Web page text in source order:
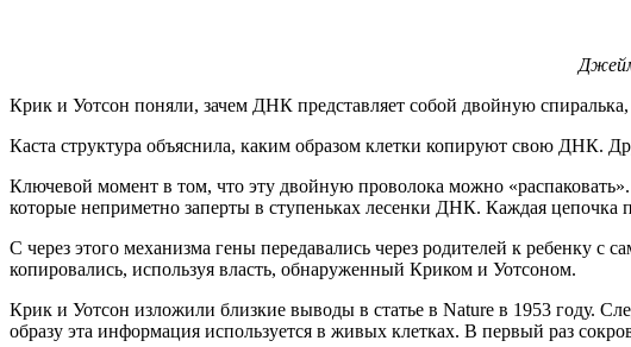
Крик и Уотсон поняли, зачем ДНК представляет собой двойную
Каста структура объяснила, каким образом клетки копируют свою ДНК.
Ключевой момент в том, что эту двойную проволока можно
которые неприметно заперты в ступеньках лесенки ДНК. Каждая цепочка
С через этого механизма гены передавались через родителей к
копировались, используя власть, обнаруженный Криком и Уотсоном.
Крик и Уотсон изложили близкие выводы в статье в Nature в 1953 году.
образу эта информация используется в живых клетках. В первый раз